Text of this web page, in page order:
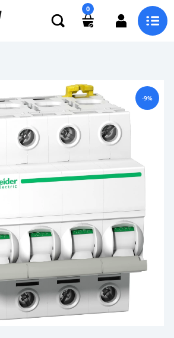
0
-9%